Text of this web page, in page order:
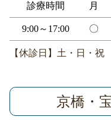
診療時間 月
9:00～17:00 〇
【休診日】土・日・祝
京橋・